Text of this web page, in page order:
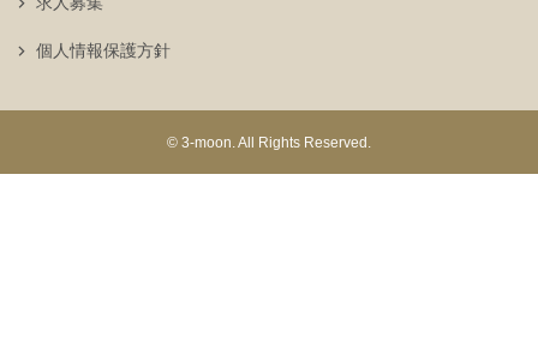
個人情報保護方針
© 3-moon. All Rights Reserved.